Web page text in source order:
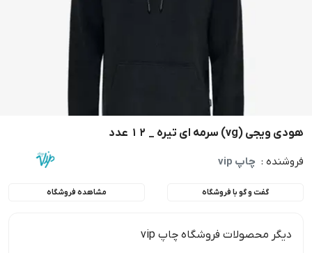
هودی ویجی (vg) سرمه ای تیره _ 12 عدد
فروشنده : چاپ vip
گفت و گو با فروشگاه مشاهده فروشگاه
دیگر محصولات فروشگاه چاپ vip